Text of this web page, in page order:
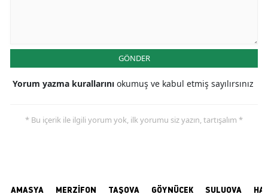
GÖNDER
Yorum yazma kurallarını okumuş ve kabul etmiş sayılırsınız
* Bu içerik ile ilgili yorum yok, ilk yorumu siz yazın, tartışalım *
AMASYA MERZİFON TAŞOVA GÖYNÜCEK SULUOVA